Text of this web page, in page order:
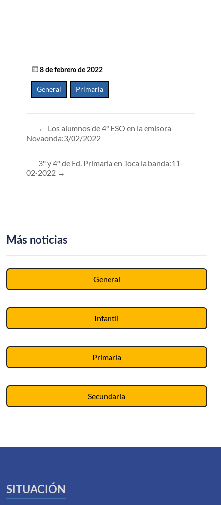
8 de febrero de 2022
General Primaria
← Los alumnos de 4° ESO en la emisora
Novaonda:3/02/2022
3º y 4º de Ed. Primaria en Toca la banda:11-
02-2022 →
Más noticias
General
Infantil
Primaria
Secundaria
SITUACIÓN